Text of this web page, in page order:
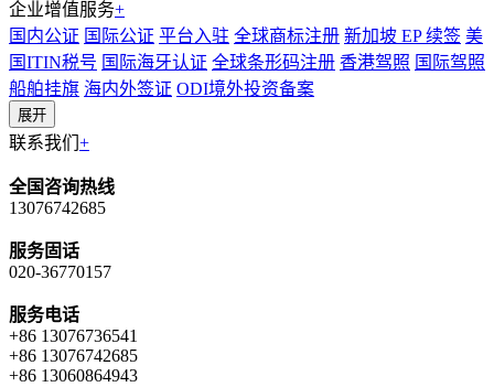
企业增值服务+
国内公证 国际公证 平台入驻 全球商标注册 新加坡 EP 续签 美
国ITIN税号 国际海牙认证 全球条形码注册 香港驾照 国际驾照
船舶挂旗 海内外签证 ODI境外投资备案
展开
联系我们 +
全国咨询热线
13076742685
服务固话
020-36770157
服务电话
+86 13076736541
+86 13076742685
+86 13060864943